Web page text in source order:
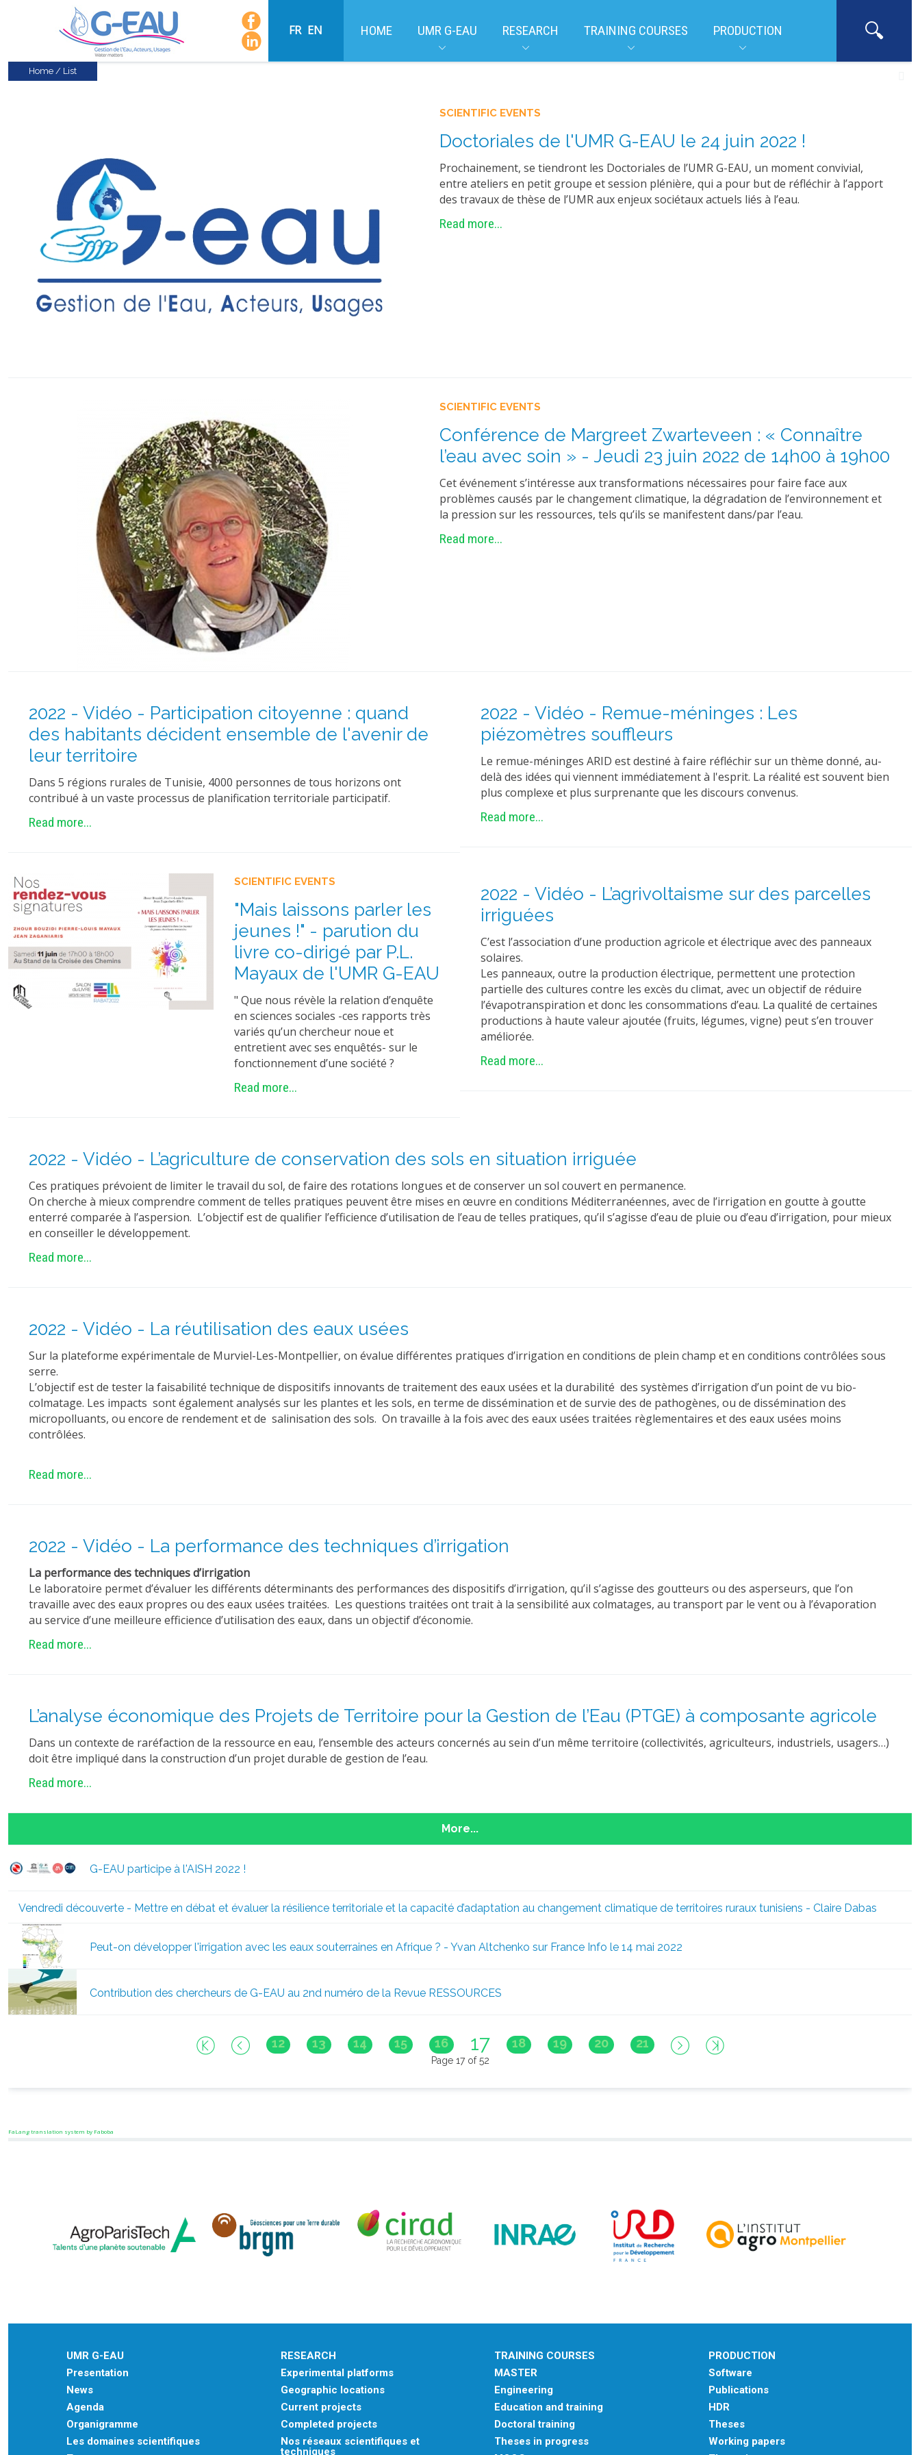
FR EN HOME UMR G-EAU RESEARCH TRAINING COURSES PRODUCTION
Home / List
SCIENTIFIC EVENTS
Doctoriales de l'UMR G-EAU le 24 juin 2022 !
Prochainement, se tiendront les Doctoriales de l’UMR G-EAU, un moment convivial,
entre ateliers en petit groupe et session plénière, qui a pour but de réfléchir à l’apport
des travaux de thèse de l’UMR aux enjeux sociétaux actuels liés à l’eau.
Read more...
SCIENTIFIC EVENTS
Conférence de Margreet Zwarteveen : « Connaître
l’eau avec soin » - Jeudi 23 juin 2022 de 14h00 à 19h00
Cet événement s’intéresse aux transformations nécessaires pour faire face aux
problèmes causés par le changement climatique, la dégradation de l’environnement et
la pression sur les ressources, tels qu’ils se manifestent dans/par l’eau.
Read more...
2022 - Vidéo - Participation citoyenne : quand
des habitants décident ensemble de l'avenir de
leur territoire
Dans 5 régions rurales de Tunisie, 4000 personnes de tous horizons ont
contribué à un vaste processus de planification territoriale participatif.
Read more...
2022 - Vidéo - Remue-méninges : Les
piézomètres souffleurs
Le remue-méninges ARID est destiné à faire réfléchir sur un thème donné, au-
delà des idées qui viennent immédiatement à l'esprit. La réalité est souvent bien
plus complexe et plus surprenante que les discours convenus.
Read more...
SCIENTIFIC EVENTS
"Mais laissons parler les
jeunes !" - parution du
livre co-dirigé par P.L.
Mayaux de l'UMR G-EAU
" Que nous révèle la relation d’enquête
en sciences sociales -ces rapports très
variés qu’un chercheur noue et
entretient avec ses enquêtés- sur le
fonctionnement d’une société ?
Read more...
2022 - Vidéo - L’agrivoltaisme sur des parcelles
irriguées
C’est l’association d’une production agricole et électrique avec des panneaux
solaires.
Les panneaux, outre la production électrique, permettent une protection
partielle des cultures contre les excès du climat, avec un objectif de réduire
l’évapotranspiration et donc les consommations d’eau. La qualité de certaines
productions à haute valeur ajoutée (fruits, légumes, vigne) peut s’en trouver
améliorée.
Read more...
2022 - Vidéo - L’agriculture de conservation des sols en situation irriguée
Ces pratiques prévoient de limiter le travail du sol, de faire des rotations longues et de conserver un sol couvert en permanence.
On cherche à mieux comprendre comment de telles pratiques peuvent être mises en œuvre en conditions Méditerranéennes, avec de l’irrigation en goutte à goutte
enterré comparée à l’aspersion. L’objectif est de qualifier l’efficience d’utilisation de l’eau de telles pratiques, qu’il s’agisse d’eau de pluie ou d’eau d’irrigation, pour mieux
en conseiller le développement.
Read more...
2022 - Vidéo - La réutilisation des eaux usées
Sur la plateforme expérimentale de Murviel-Les-Montpellier, on évalue différentes pratiques d’irrigation en conditions de plein champ et en conditions contrôlées sous
serre.
L’objectif est de tester la faisabilité technique de dispositifs innovants de traitement des eaux usées et la durabilité des systèmes d’irrigation d’un point de vu bio-
colmatage. Les impacts sont également analysés sur les plantes et les sols, en terme de dissémination et de survie des de pathogènes, ou de dissémination des
micropolluants, ou encore de rendement et de salinisation des sols. On travaille à la fois avec des eaux usées traitées règlementaires et des eaux usées moins
contrôlées.
Read more...
2022 - Vidéo - La performance des techniques d’irrigation
La performance des techniques d’irrigation
Le laboratoire permet d’évaluer les différents déterminants des performances des dispositifs d’irrigation, qu’il s’agisse des goutteurs ou des asperseurs, que l’on
travaille avec des eaux propres ou des eaux usées traitées. Les questions traitées ont trait à la sensibilité aux colmatages, au transport par le vent ou à l’évaporation
au service d’une meilleure efficience d’utilisation des eaux, dans un objectif d’économie.
Read more...
L’analyse économique des Projets de Territoire pour la Gestion de l’Eau (PTGE) à composante agricole
Dans un contexte de raréfaction de la ressource en eau, l’ensemble des acteurs concernés au sein d’un même territoire (collectivités, agriculteurs, industriels, usagers…)
doit être impliqué dans la construction d’un projet durable de gestion de l’eau.
Read more...
More...
G-EAU participe à l'AISH 2022 !
Vendredi découverte - Mettre en débat et évaluer la résilience territoriale et la capacité d’adaptation au changement climatique de territoires ruraux tunisiens - Claire Dabas
Peut-on développer l'irrigation avec les eaux souterraines en Afrique ? - Yvan Altchenko sur France Info le 14 mai 2022
Contribution des chercheurs de G-EAU au 2nd numéro de la Revue RESSOURCES
12 13 14 15 16 17 18 19 20 21
Page 17 of 52
FaLang translation system by Faboba
UMR G-EAU
Presentation
News
Agenda
Organigramme
Les domaines scientifiques
RESEARCH
Experimental platforms
Geographic locations
Current projects
Completed projects
Nos réseaux scientifiques et
techniques
TRAINING COURSES
MASTER
Engineering
Education and training
Doctoral training
Theses in progress
PRODUCTION
Software
Publications
HDR
Theses
Working papers